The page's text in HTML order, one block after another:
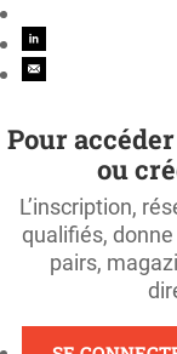
Pour
ou
L’inscription,
qualifiés,
pairs,